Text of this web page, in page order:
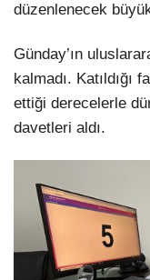
düzenlenecek
Günday’ın
kalmadı. Katıldığı
ettiği derecelerle
davetleri aldı.